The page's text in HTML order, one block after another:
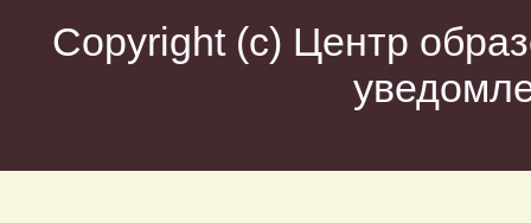
Copyright (c) Центр